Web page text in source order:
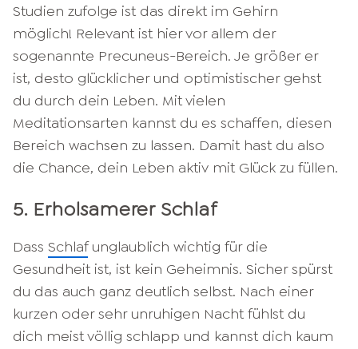
Studien zufolge ist das direkt im Gehirn
möglich! Relevant ist hier vor allem der
sogenannte Precuneus-Bereich. Je größer er
ist, desto glücklicher und optimistischer gehst
du durch dein Leben. Mit vielen
Meditationsarten kannst du es schaffen, diesen
Bereich wachsen zu lassen. Damit hast du also
die Chance, dein Leben aktiv mit Glück zu füllen.
5. Erholsamerer Schlaf
Dass Schlafunglaublich wichtig für die
Gesundheit ist, ist kein Geheimnis. Sicher spürst
du das auch ganz deutlich selbst. Nach einer
kurzen oder sehr unruhigen Nacht fühlst du
dich meist völlig schlapp und kannst dich kaum